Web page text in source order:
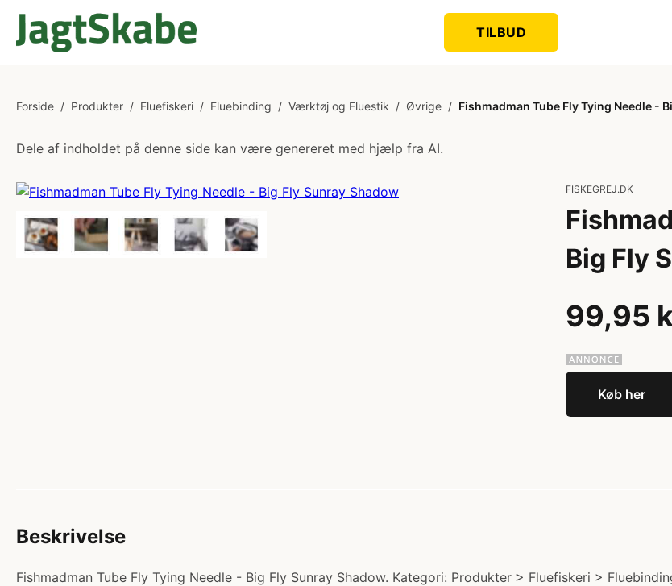
TILBUD
Forside / Produkter / Fluefiskeri / Fluebinding / Værktøj og Fluestik / Øvrige / Fishmadman Tube Fly Tying Needle -
Dele af indholdet på denne side kan være genereret med hjælp fra AI.
FISKEGREJ.DK
Big Fly
99,95
Køb her
Beskrivelse
Fishmadman Tube Fly Tying Needle - Big Fly Sunray Shadow. Kategori: Produkter > Fluefiskeri >